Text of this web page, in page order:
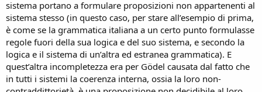
sistema portano a formulare proposizioni non appartenenti al
sistema stesso (in questo caso, per stare all’esempio di prima,
è come se la grammatica italiana a un certo punto formulasse
regole fuori della sua logica e del suo sistema, e secondo la
logica e il sistema di un’altra ed estranea grammatica). E
quest’altra incompletezza era per Gödel causata dal fatto che
in tutti i sistemi la coerenza interna, ossia la loro non-